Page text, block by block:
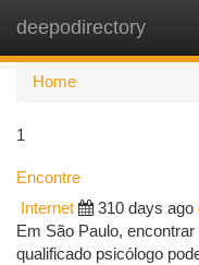
deepodirectory
Home
1
Encontre
Internet 310 days ago
Em São Paulo,
qualificado psicólogo